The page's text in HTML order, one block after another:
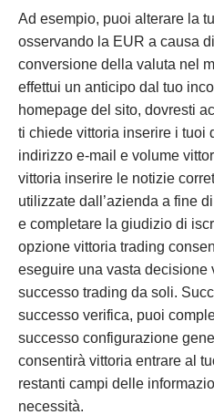
Ad esempio, puoi alterare la
osservando la EUR a causa
conversione della valuta nel
effettui un anticipo dal tuo
homepage del sito, dovresti
ti chiede vittoria inserire i tuoi
indirizzo e-mail e volume
vittoria inserire le notizie
utilizzate dall’azienda a fine
e completare la giudizio di
opzione vittoria trading
eseguire una vasta decisione
successo trading da soli.
successo verifica, puoi
successo configurazione
consentirà vittoria entrare al
restanti campi delle
necessità.